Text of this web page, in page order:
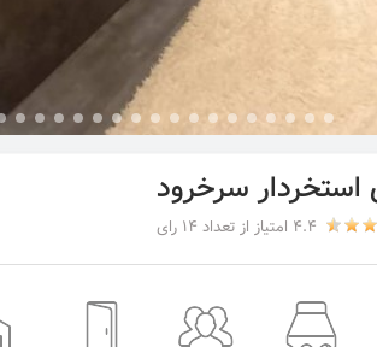
استخردار سرخرود
4.4 امتیاز از تعداد 14 رای